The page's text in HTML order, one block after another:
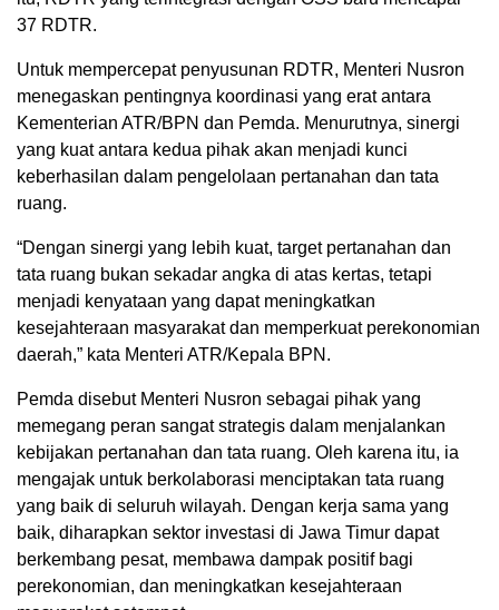
37 RDTR.
Untuk mempercepat penyusunan RDTR, Menteri Nusron
menegaskan pentingnya koordinasi yang erat antara
Kementerian ATR/BPN dan Pemda. Menurutnya, sinergi
yang kuat antara kedua pihak akan menjadi kunci
keberhasilan dalam pengelolaan pertanahan dan tata
ruang.
“Dengan sinergi yang lebih kuat, target pertanahan dan
tata ruang bukan sekadar angka di atas kertas, tetapi
menjadi kenyataan yang dapat meningkatkan
kesejahteraan masyarakat dan memperkuat perekonomian
daerah,” kata Menteri ATR/Kepala BPN.
Pemda disebut Menteri Nusron sebagai pihak yang
memegang peran sangat strategis dalam menjalankan
kebijakan pertanahan dan tata ruang. Oleh karena itu, ia
mengajak untuk berkolaborasi menciptakan tata ruang
yang baik di seluruh wilayah. Dengan kerja sama yang
baik, diharapkan sektor investasi di Jawa Timur dapat
berkembang pesat, membawa dampak positif bagi
perekonomian, dan meningkatkan kesejahteraan